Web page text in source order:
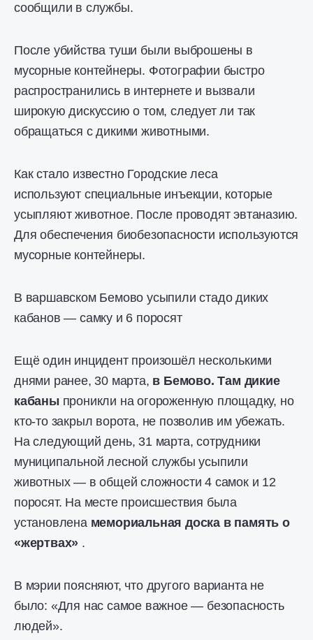
сообщили в службы.
После убийства туши были выброшены в
мусорные контейнеры. Фотографии быстро
распространились в интернете и вызвали
широкую дискуссию о том, следует ли так
обращаться с дикими животными.
Как стало известно Городские леса
используют специальные инъекции, которые
усыпляют животное. После проводят эвтаназию.
Для обеспечения биобезопасности используются
мусорные контейнеры.
В варшавском Бемово усыпили стадо диких
кабанов — самку и 6 поросят
Ещё один инцидент произошёл несколькими
днями ранее, 30 марта, в Бемово. Там дикие
кабаны проникли на огороженную площадку, но
кто-то закрыл ворота, не позволив им убежать.
На следующий день, 31 марта, сотрудники
муниципальной лесной службы усыпили
животных — в общей сложности 4 самок и 12
поросят. На месте происшествия была
установлена ​​мемориальная доска в память о
«жертвах» .
В мэрии поясняют, что другого варианта не
было: «Для нас самое важное — безопасность
людей».